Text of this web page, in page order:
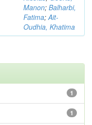
Manon; Balharbi,
Fatima;Ait-
Oudhia, Khatima
1
1